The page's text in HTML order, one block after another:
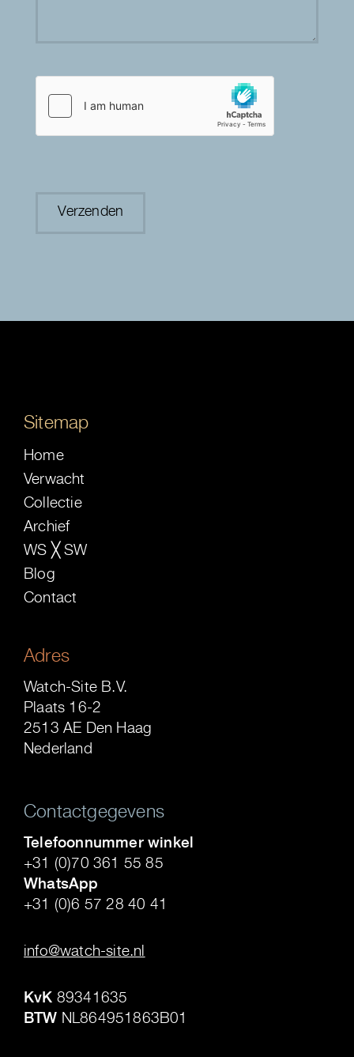
Sitemap
Home
Verwacht
Collectie
Archief
WS ╳ SW
Blog
Contact
Adres
Watch-Site B.V.
Plaats 16-2
2513 AE Den Haag
Nederland
Contactgegevens
Telefoonnummer winkel
+31 (0)70 361 55 85
WhatsApp
+31 (0)6 57 28 40 41
info@watch-site.nl
KvK 89341635
BTW NL864951863B01